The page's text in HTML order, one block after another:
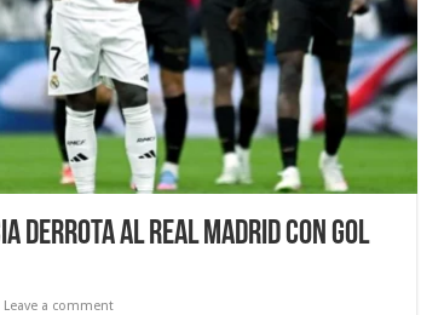
derrota al Real Madrid con gol
Leave a comment